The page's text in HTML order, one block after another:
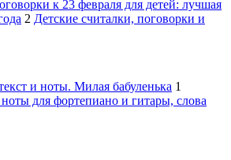
к 23 февраля для детей: лучшая
2 Детские считалки, поговорки и
и ноты. Милая бабуленька 1
для фортепиано и гитары, слова